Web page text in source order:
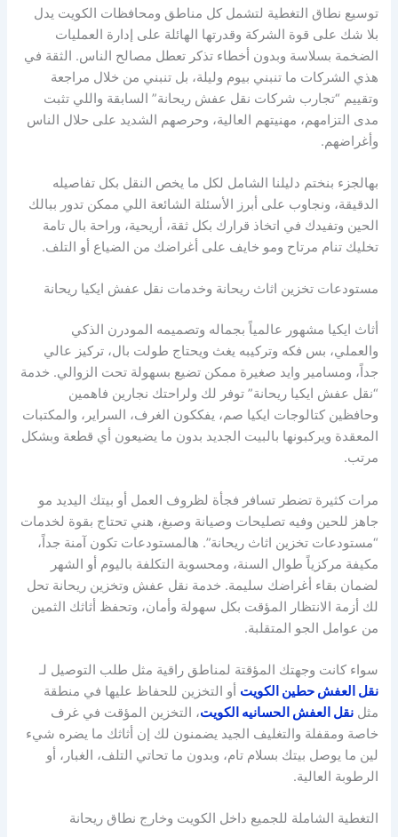
توسيع نطاق التغطية لتشمل كل مناطق ومحافظات الكويت يدل
بلا شك على قوة الشركة وقدرتها الهائلة على إدارة العمليات
الضخمة بسلاسة وبدون أخطاء تذكر تعطل مصالح الناس. الثقة في
هذي الشركات ما تنبني بيوم وليلة، بل تنبني من خلال مراجعة
وتقييم “تجارب شركات نقل عفش ريحانة” السابقة واللي تثبت
مدى التزامهم، مهنيتهم العالية، وحرصهم الشديد على حلال الناس
وأغراضهم.
بهالجزء بنختم دليلنا الشامل لكل ما يخص النقل بكل تفاصيله
الدقيقة، ونجاوب على أبرز الأسئلة الشائعة اللي ممكن تدور ببالك
الحين وتفيدك في اتخاذ قرارك بكل ثقة، أريحية، وراحة بال تامة
تخليك تنام مرتاح ومو خايف على أغراضك من الضياع أو التلف.
مستودعات تخزين اثاث ريحانة وخدمات نقل عفش ايكيا ريحانة
أثاث ايكيا مشهور عالمياً بجماله وتصميمه المودرن الذكي
والعملي، بس فكه وتركيبه يغث ويحتاج طولت بال، تركيز عالي
جداً، ومسامير وايد صغيرة ممكن تضيع بسهولة تحت الزوالي. خدمة
“نقل عفش ايكيا ريحانة” توفر لك ولراحتك نجارين فاهمين
وحافظين كتالوجات ايكيا صم، يفككون الغرف، السراير، والمكتبات
المعقدة ويركبونها بالبيت الجديد بدون ما يضيعون أي قطعة وبشكل
مرتب.
مرات كثيرة تضطر تسافر فجأة لظروف العمل أو بيتك اليديد مو
جاهز للحين وفيه تصليحات وصيانة وصبغ، هني تحتاج بقوة لخدمات
“مستودعات تخزين اثاث ريحانة”. هالمستودعات تكون آمنة جداً،
مكيفة مركزياً طوال السنة، ومحسوبة التكلفة باليوم أو الشهر
لضمان بقاء أغراضك سليمة. خدمة نقل عفش وتخزين ريحانة تحل
لك أزمة الانتظار المؤقت بكل سهولة وأمان، وتحفظ أثاثك الثمين
من عوامل الجو المتقلبة.
سواء كانت وجهتك المؤقتة لمناطق راقية مثل طلب التوصيل لـ
نقل العفش حطين الكويت أو التخزين للحفاظ عليها في منطقة
مثلنقل العفش الحسانيه الكويت، التخزين المؤقت في غرف
خاصة ومقفلة والتغليف الجيد يضمنون لك إن أثاثك ما يضره شيء
لين ما يوصل بيتك بسلام تام، وبدون ما تحاتي التلف، الغبار، أو
الرطوبة العالية.
التغطية الشاملة للجميع داخل الكويت وخارج نطاق ريحانة